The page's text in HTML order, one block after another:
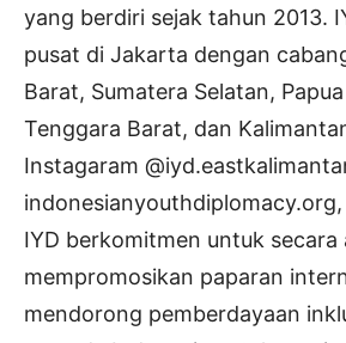
yang berdiri sejak tahun 2013.
pusat di Jakarta dengan
Barat, Sumatera Selatan,
Tenggara Barat, dan
Instagaram
indonesianyouthdiplomacy.org,
IYD berkomitmen untuk secara
mempromosikan paparan
mendorong pemberdayaan